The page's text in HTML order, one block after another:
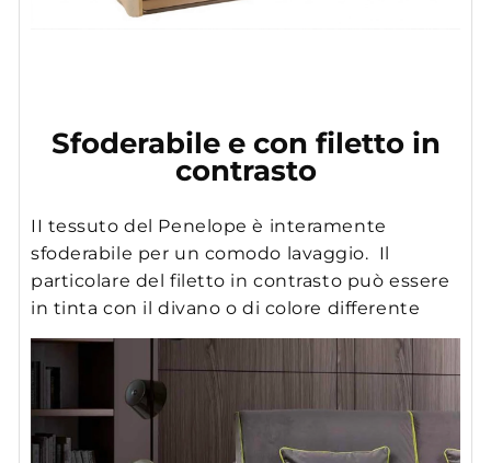
Sfoderabile e con filetto in
contrasto
II tessuto del Penelope è interamente
sfoderabile per un comodo lavaggio. Il
particolare del filetto in contrasto può essere
in tinta con il divano o di colore differente